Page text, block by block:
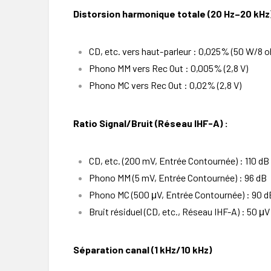
Distorsion harmonique totale (20 Hz–20
CD, etc. vers haut-parleur : 0,025% (50 W/8
Phono MM vers Rec Out : 0,005% (2,8 V)
Phono MC vers Rec Out : 0,02% (2,8 V)
Ratio Signal/Bruit (Réseau IHF-A) :
CD, etc. (200 mV, Entrée Contournée) : 110 dB
Phono MM (5 mV, Entrée Contournée) : 96 dB
Phono MC (500 μV, Entrée Contournée) : 90
Bruit résiduel (CD, etc., Réseau IHF-A) : 50 μV
Séparation canal (1 kHz/10 kHz)